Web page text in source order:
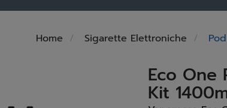
Home Sigarette Elettroniche
Eco One
Kit